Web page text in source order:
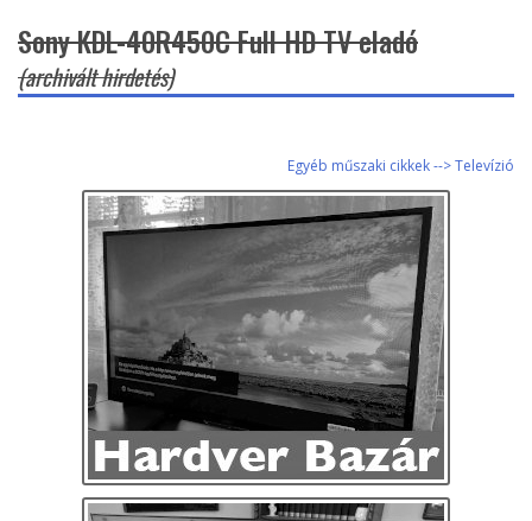
Sony KDL-40R450C Full HD TV eladó
(archivált hirdetés)
Egyéb műszaki cikkek --> Televízió